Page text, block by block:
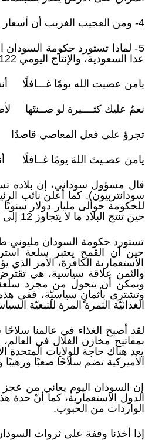
4- ومن العجيب الغريب أن أسعار اللحوم من أغلى أسعار السلع في الوقت الذي فيه السودان سادس أكبر ثروة حيوانية في العالم.
5- لماذا تستورد حكومة
عدا السعودية، والإنتاج اليومي 122 ألف برميل؟ ولماذا ولماذا؟؟ والقائمة تطول…
يامن عصيت الله يومًا غـــافلًا
نعمٌ عليك كثــــيرة لو صــنتَها
تجرؤ على فعل المعاصي قاصدًا
يامن عصـيتَ اللهَ يومًا غــافلًا
سودانتربيون). كما أعلن نائب
حين تنتج البلاد ما لا يتجاوز 12 إلى 17% من الاستهلاك السنوي (سودانتربيون).
تستورد حكومة السودان مليوني
حين أن القمح يعتبر سلعة
الاستعمارية الكافرة، الأمر
والثمن علاقة سياسية، هي
ويمكن أن يتحول من مجرد سلعة
وتشترى بأثمانٍ سياسيّة، ففي هذه
الغذائيّة الثمرة المرة للتبعيّة
لقد أصبح الغذاء في عالمنا
بمفاتيح مخازن الغلال في
يعد هناك حاجة للولايات المتحدة
الأميركية تضم سلاحًا صعبًا ورهيبًا
إن السودان اليوم يعاني من
الدول الاستعمارية، كما أنّ حدة
الواردات من الحبوب.
إذا أخذنا وقفة على ثروات